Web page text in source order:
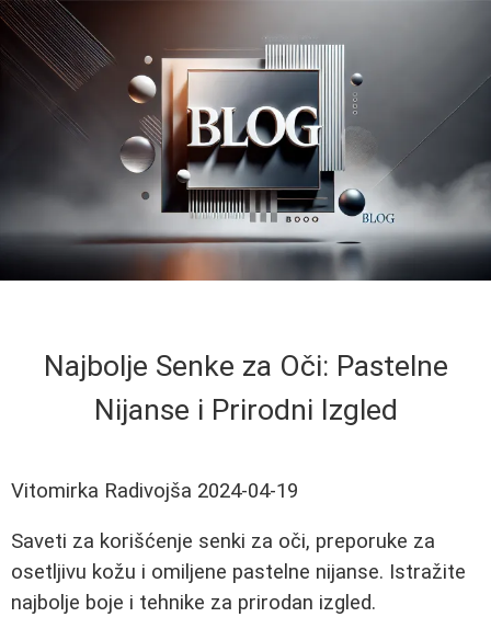
Najbolje Senke za Oči: Pastelne
Nijanse i Prirodni Izgled
Vitomirka Radivojša 2024-04-19
Saveti za korišćenje senki za oči, preporuke za
osetljivu kožu i omiljene pastelne nijanse. Istražite
najbolje boje i tehnike za prirodan izgled.